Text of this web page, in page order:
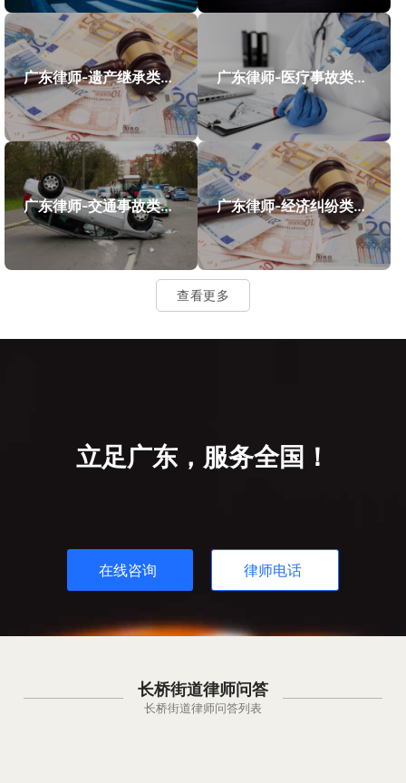
广东律师-遗产继承类案件案例 广东律师-医疗事故类案件案例
广东律师-交通事故类案件案例 广东律师-经济纠纷类案件案例
查看更多
立足广东，服务全国！
在线咨询 律师电话
长桥街道律师问答
长桥街道律师问答列表